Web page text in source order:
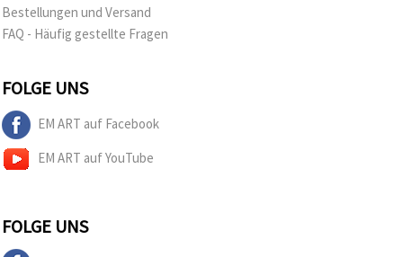
Bestellungen und Versand
FAQ - Häufig gestellte Fragen
FOLGE UNS
EM ART auf Facebook
EM ART auf YouTube
FOLGE UNS